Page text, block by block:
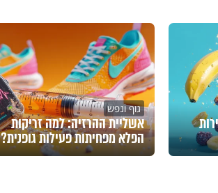
גוף ונפש
אשליית ההרזיה: למה זריקות
הפלא מפחיתות פעילות גופנית?